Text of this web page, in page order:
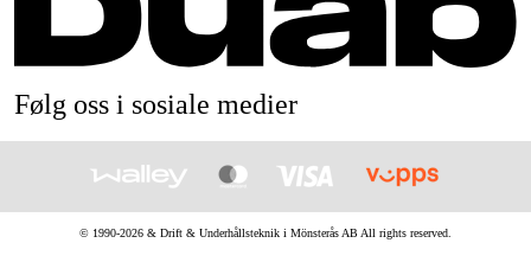
Følg oss i sosiale medier
© 1990-2026 & Drift & Underhållsteknik i Mönsterås ABAll rights reserved.